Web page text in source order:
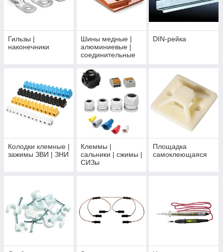
Гильзы |
наконечники
Шины медные |
алюминиевые |
соединительные
DIN-рейка
Колодки клемные |
зажимы ЗВИ | ЗНИ
Клеммы |
сальники | сжимы |
СИЗы
Площадка
самоклеющаяся